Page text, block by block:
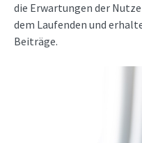
die Erwartungen der
dem Laufenden und
Beiträge.